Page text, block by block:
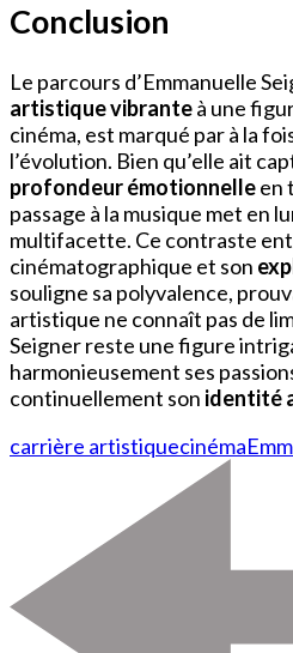
Conclusion
Le parcours d’Emmanuelle
artistique vibranteà une
cinéma, est marqué par à la
l’évolution. Bien qu’elle ait
profondeur émotionnelleen
passage à la musique met en
multifacette. Ce contraste
cinématographique et son
souligne sa polyvalence,
artistique ne connaît pas de
Seigner reste une figure
harmonieusement ses
continuellement son identité
carrière artistiquecinéma